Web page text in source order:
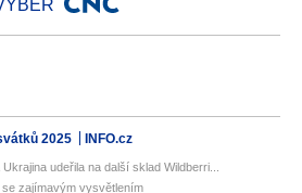
2025 INFO.cz
udeřila na další sklad Wildberri...
zajímavým vysvětlením